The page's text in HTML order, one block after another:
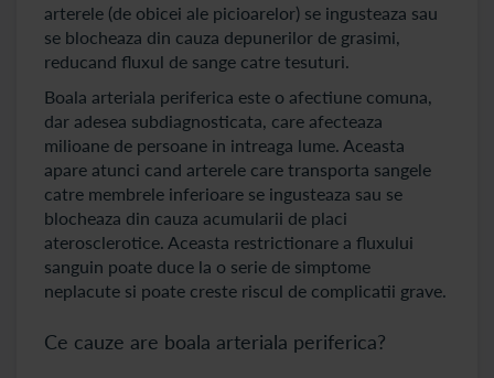
arterele (de obicei ale picioarelor) se ingusteaza sau
se blocheaza din cauza depunerilor de grasimi,
reducand fluxul de sange catre tesuturi.
Boala arteriala periferica este o afectiune comuna,
dar adesea subdiagnosticata, care afecteaza
milioane de persoane in intreaga lume. Aceasta
apare atunci cand arterele care transporta sangele
catre membrele inferioare se ingusteaza sau se
blocheaza din cauza acumularii de placi
aterosclerotice. Aceasta restrictionare a fluxului
sanguin poate duce la o serie de simptome
neplacute si poate creste riscul de complicatii grave.
Ce cauze are boala arteriala periferica?